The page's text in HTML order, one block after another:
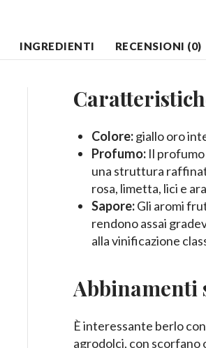
INGREDIENTI RECENSIONI (0)
Colore:giallo oro
Profumo:Il profumo
una struttura
rosa, limetta, lici e
Sapore:Gli aromi
rendono assai
alla vinificazione
Abbinamenti
È interessante berlo
agrodolci, con scorfano